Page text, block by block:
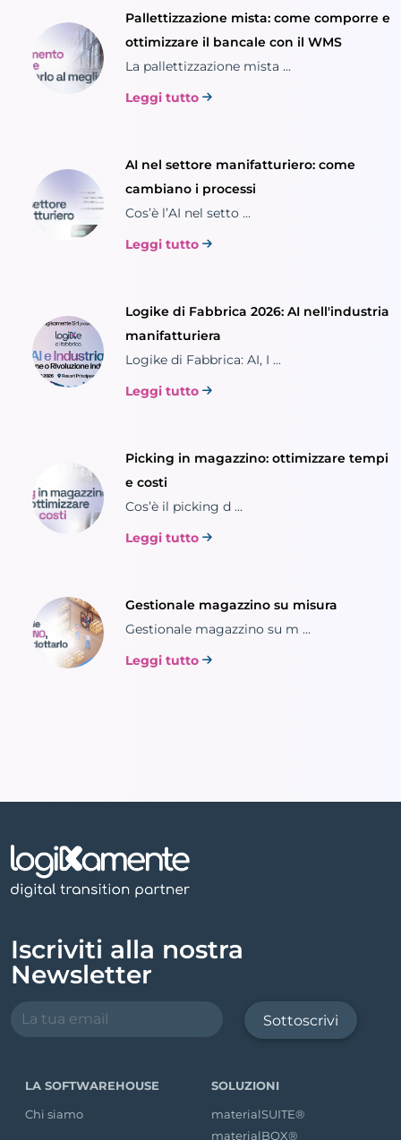
Pallettizzazione mista: come comporre e
ottimizzare il bancale con il WMS
La pallettizzazione mista ...
Leggi tutto
AI nel settore manifatturiero: come
cambiano i processi
Cos’è l’AI nel setto ...
Leggi tutto
Logike di Fabbrica 2026: AI nell'industria
manifatturiera
Logike di Fabbrica: AI, I ...
Leggi tutto
Picking in magazzino: ottimizzare tempi
e costi
Cos’è il picking d ...
Leggi tutto
Gestionale magazzino su misura
Gestionale magazzino su m ...
Leggi tutto
Iscriviti alla nostra
Newsletter
Sottoscrivi
LA SOFTWAREHOUSE
Chi siamo
SOLUZIONI
materialSUITE®
materialBOX®